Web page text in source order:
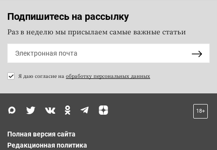
Подпишитесь на рассылку
Раз в неделю мы присылаем самые важные статьи
Я даю согласие на обработку персональных данных
18+
Полная версия сайта
Редакционная политика